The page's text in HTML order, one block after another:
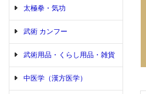
太極拳・気功
武術 カンフー
武術用品・くらし用品・雑貨
中医学（漢方医学）